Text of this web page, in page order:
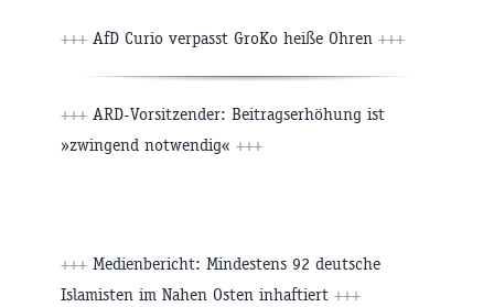
+++ AfD Curio verpasst GroKo heiße Ohren +++
+++ ARD-Vorsitzender: Beitragserhöhung ist
»zwingend notwendig« +++
+++ Medienbericht: Mindestens 92 deutsche
Islamisten im Nahen Osten inhaftiert +++